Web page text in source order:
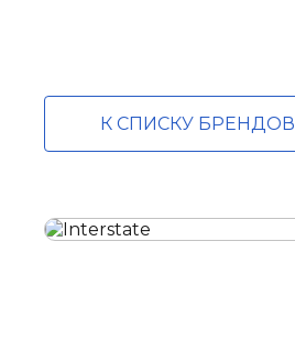
К СПИСКУ БРЕНДОВ